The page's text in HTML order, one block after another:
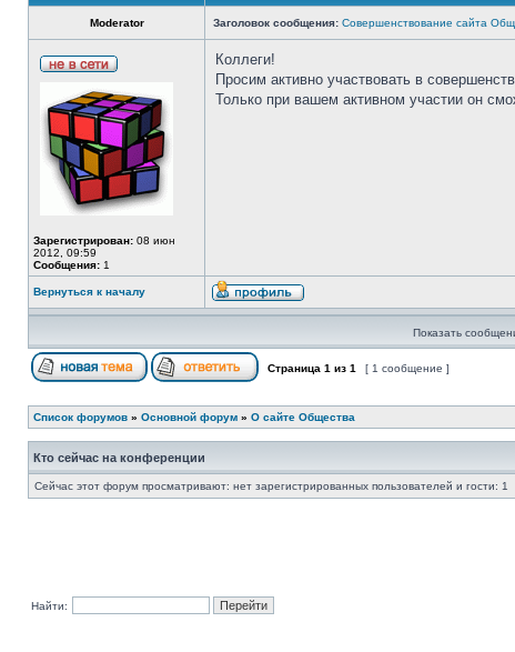
Moderator Заголовок сообщения: Совершенствование сайта
Зарегистрирован: 08 июн
2012, 09:59
Сообщения: 1
Коллеги!
Просим активно участвовать в
Только при вашем активном участии он
Вернуться к началу
Показать
Страница 1 из 1 [ 1 сообщение ]
Список форумов » Основной форум » О сайте Общества
Кто сейчас на конференции
Сейчас этот форум просматривают: нет зарегистрированных пользователей и гости: 1
Найти: